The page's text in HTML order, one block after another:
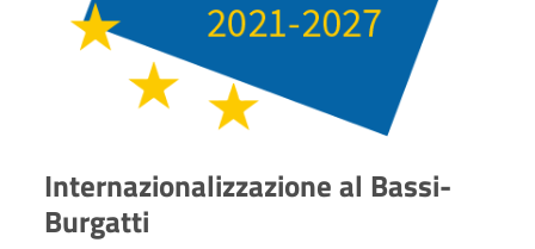
Internazionalizzazione al Bassi-
Burgatti